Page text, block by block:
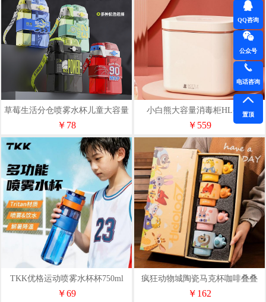
草莓生活分仓喷雾水杯儿童大容量
tritan女生高颜值吸管杯
￥78
小白熊大容量消毒柜HL-2006
￥559
TKK优格运动喷雾水杯杯750ml
￥69
疯狂动物城陶瓷马克杯咖啡叠叠
杯、握趣杯4个【礼盒装】9936
￥162
QQ咨询
公众号
电话咨询
置顶